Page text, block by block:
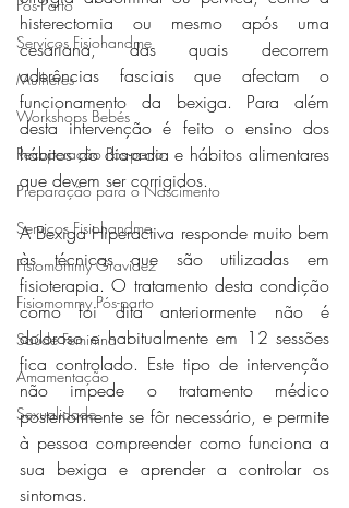
Pós-Parto
Serviços Fisiohandme
Mulheres
Workshops Bebés
Recuperação Pós-parto
Preparação para o Nascimento
Serviços Fisiohandme
Fisiomommy Gravidez
Fisiomommy Pós-parto
Saúde Feminina
Amamentação
Sexualidade
histerectomia ou mesmo após uma
cesariana, das quais decorrem
aderências fasciais que afectam o
funcionamento da bexiga. Para além
desta intervenção é feito o ensino dos
hábitos do dia-a-dia e hábitos alimentares
que devem ser corrigidos.
A Bexiga Hiperactiva responde muito bem
às técnicas que são utilizadas em
fisioterapia. O tratamento desta condição
como foi dita anteriormente não é
doloroso e habitualmente em 12 sessões
fica controlado. Este tipo de intervenção
não impede o tratamento médico
posteriormente se fôr necessário, e permite
à pessoa compreender como funciona a
sua bexiga e aprender a controlar os
sintomas.